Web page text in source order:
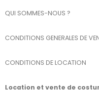
QUI SOMMES-NOUS ?
CONDITIONS GENERALES DE
CONDITIONS DE LOCATION
Location et vente de